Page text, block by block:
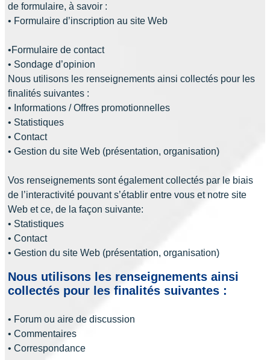
de formulaire, à savoir :
• Formulaire d’inscription au site Web
•Formulaire de contact
• Sondage d’opinion
Nous utilisons les renseignements ainsi collectés pour les
finalités suivantes :
• Informations / Offres promotionnelles
• Statistiques
• Contact
• Gestion du site Web (présentation, organisation)
Vos renseignements sont également collectés par le biais
de l’interactivité pouvant s’établir entre vous et notre site
Web et ce, de la façon suivante:
• Statistiques
• Contact
• Gestion du site Web (présentation, organisation)
Nous utilisons les renseignements ainsi
collectés pour les finalités suivantes :
• Forum ou aire de discussion
• Commentaires
• Correspondance